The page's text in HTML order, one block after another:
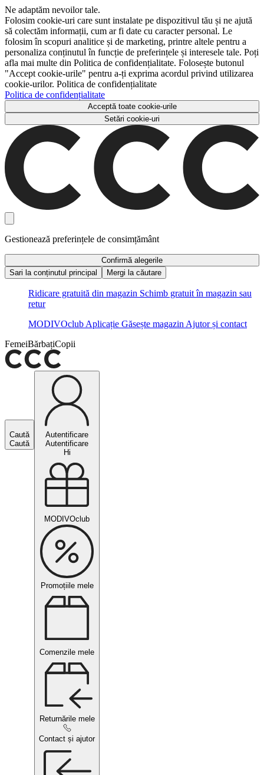
Ne adaptăm nevoilor tale.
Folosim cookie-uri care sunt instalate pe dispozitivul tău și ne ajută
să colectăm informații, cum ar fi date cu caracter personal. Le
folosim în scopuri analitice și de marketing, printre altele pentru a
personaliza conținutul în funcție de preferințele și interesele tale. Poți
afla mai multe din Politica de confidențialitate. Folosește butonul
"Accept cookie-urile" pentru a-ți exprima acordul privind utilizarea
cookie-urilor. Politica de confidențialitate
Politica de confidențialitate
Acceptă toate cookie-urile
Setări cookie-uri
Gestionează preferințele de consimțământ
Confirmă alegerile
Sari la conținutul principal
Mergi la căutare
Ridicare gratuită din magazin Schimb gratuit în magazin sau
retur
MODIVOclub Aplicație Găsește magazin Ajutor și contact
FemeiBărbațiCopii
Caută
Caută
Autentificare
Autentificare
Hi
MODIVOclub
Promoțiile mele
Comenzile mele
Returnările mele
Contact și ajutor